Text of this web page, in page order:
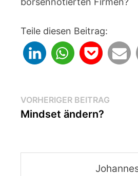
Teile diesen Beitrag:
VORHERIGER BEITRAG
Mindset ändern?